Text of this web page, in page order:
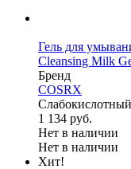
Гель для
Cleansing Milk
Бренд
COSRX
1 134 руб.
Нет в наличии
Нет в наличии
Хит!